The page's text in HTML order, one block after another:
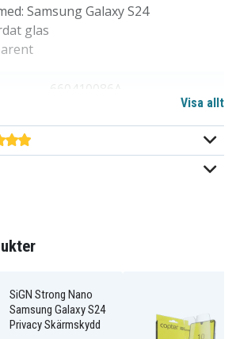
Samsung Galaxy S24
glas
660410086A
Skärmskydd
Privacy
Visa allt
SiGN Strong Nano
Samsung Galaxy S24
Privacy Skärmskydd